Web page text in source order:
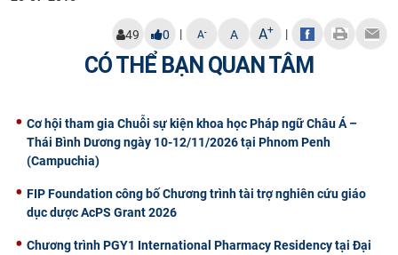
49 0 | A- A A+ |
CÓ THỂ BẠN QUAN TÂM
Cơ hội tham gia Chuỗi sự kiện khoa học Pháp ngữ Châu Á –
Thái Bình Dương ngày 10-12/11/2026 tại Phnom Penh
(Campuchia)
FIP Foundation công bố Chương trình tài trợ nghiên cứu giáo
dục dược AcPS Grant 2026
Chương trình PGY1 International Pharmacy Residency tại Đại